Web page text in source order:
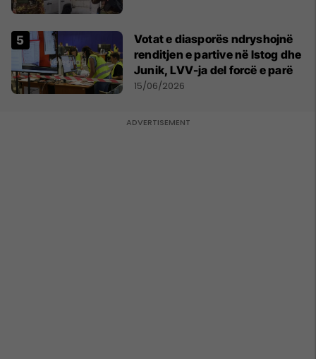
Votat e diasporës ndryshojnë
renditjen e partive në Istog dhe
Junik, LVV-ja del forcë e parë
15/06/2026